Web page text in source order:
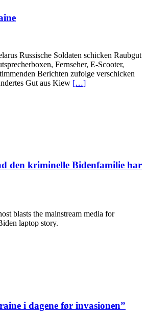
Russische Soldaten schicken Raubgut
Fernseher, E-Scooter,
Berichten zufolge verschicken
Gut aus Kiew […]
den kriminelle Bidenfamilie har
blasts the mainstream media for
laptop story.
i dagene før invasionen”